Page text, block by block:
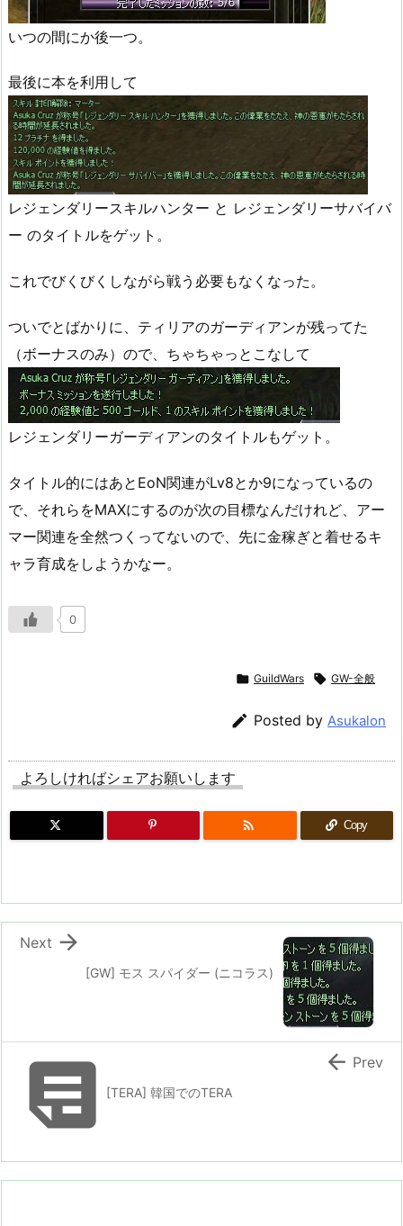
いつの間にか後一つ。
最後に本を利用して
レジェンダリースキルハンター と レジェンダリーサバイバ
ー のタイトルをゲット。
これでびくびくしながら戦う必要もなくなった。
ついでとばかりに、ティリアのガーディアンが残ってた
（ボーナスのみ）ので、ちゃちゃっとこなして
レジェンダリーガーディアンのタイトルもゲット。
タイトル的にはあとEoN関連がLv8とか9になっているの
で、それらをMAXにするのが次の目標なんだけれど、アー
マー関連を全然つくってないので、先に金稼ぎと着せるキ
ャラ育成をしようかなー。
0
 GuildWars  GW-全般
 Posted by Asukalon
よろしければシェアお願いします
 Copy
[GW] モス スパイダー (ニコラス)

Next
[TERA] 韓国でのTERA
 Prev